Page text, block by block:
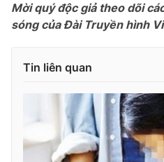
Thị trường 24h
VTV4
Liên hệ tòa soạn
Mời quý độc giả theo dõi
sóng của Đài Truyền hình
Tin liên quan